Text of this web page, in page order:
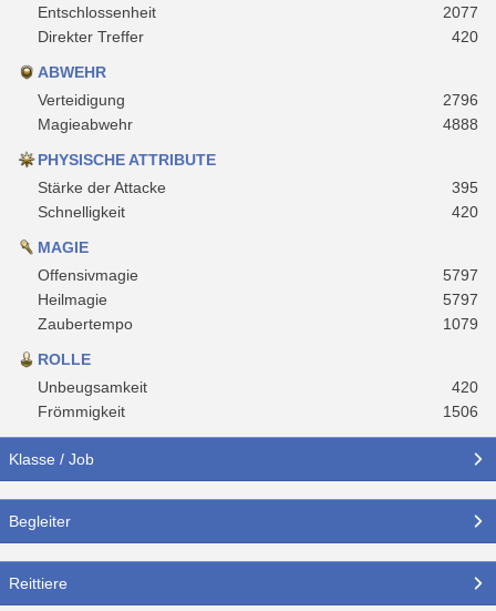
Entschlossenheit
2077
Direkter Treffer
420
ABWEHR
Verteidigung
2796
Magieabwehr
4888
PHYSISCHE ATTRIBUTE
Stärke der Attacke
395
Schnelligkeit
420
MAGIE
Offensivmagie
5797
Heilmagie
5797
Zaubertempo
1079
ROLLE
Unbeugsamkeit
420
Frömmigkeit
1506
Klasse / Job
Begleiter
Reittiere